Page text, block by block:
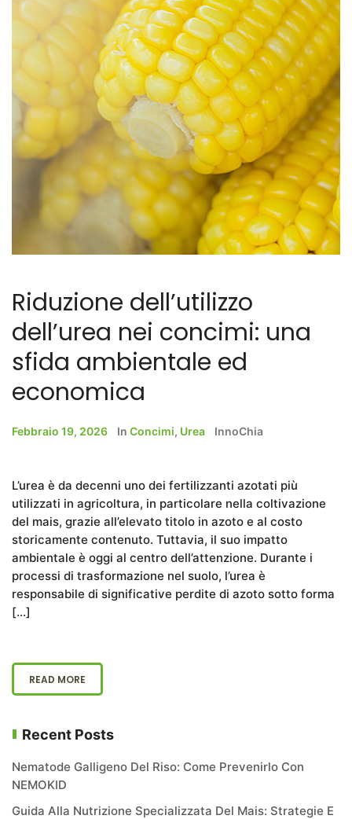
Riduzione dell’utilizzo
dell’urea nei concimi: una
sfida ambientale ed
economica
Febbraio 19, 2026 In Concimi, Urea InnoChia
L’urea è da decenni uno dei fertilizzanti azotati più
utilizzati in agricoltura, in particolare nella coltivazione
del mais, grazie all’elevato titolo in azoto e al costo
storicamente contenuto. Tuttavia, il suo impatto
ambientale è oggi al centro dell’attenzione. Durante i
processi di trasformazione nel suolo, l’urea è
responsabile di significative perdite di azoto sotto forma
[…]
READ MORE
Recent Posts
Nematode Galligeno Del Riso: Come Prevenirlo Con
NEMOKID
Guida Alla Nutrizione Specializzata Del Mais: Strategie E